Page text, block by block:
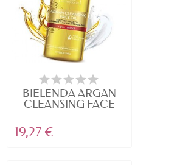
BIELENDA ARGAN
CLEANSING FACE
19,27 €